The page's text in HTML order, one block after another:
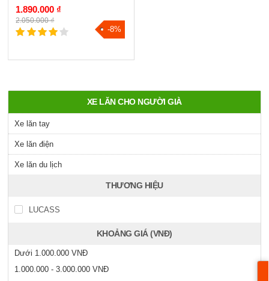
1.890.000 ₫
2.050.000 ₫
-8%
XE LĂN CHO NGƯỜI GIÀ
Xe lăn tay
Xe lăn điện
Xe lăn du lịch
THƯƠNG HIỆU
LUCASS
KHOẢNG GIÁ (VNĐ)
Dưới 1.000.000 VNĐ
1.000.000 - 3.000.000 VNĐ